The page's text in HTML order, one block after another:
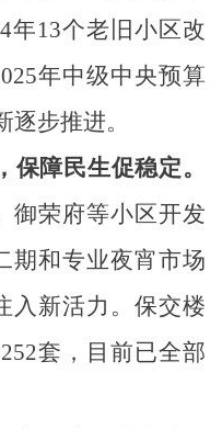
年13个老旧小区改
年中级中央预算
步推进。
，保障民生促稳定。
御荣府等小区开发
期和专业夜宵市场
新活力。 保交楼
套，目前已全部